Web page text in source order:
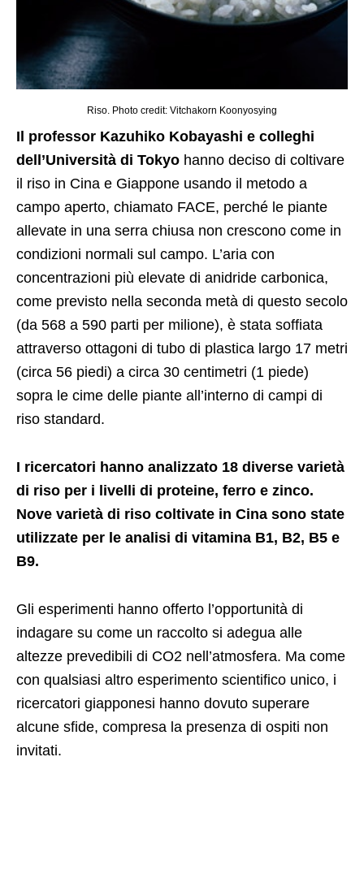
Riso. Photo credit: Vitchakorn Koonyosying
Il professor Kazuhiko Kobayashi e colleghi
dell’Università di Tokyo hanno deciso di coltivare
il riso in Cina e Giappone usando il metodo a
campo aperto, chiamato FACE, perché le piante
allevate in una serra chiusa non crescono come in
condizioni normali sul campo. L’aria con
concentrazioni più elevate di anidride carbonica,
come previsto nella seconda metà di questo secolo
(da 568 a 590 parti per milione), è stata soffiata
attraverso ottagoni di tubo di plastica largo 17 metri
(circa 56 piedi) a circa 30 centimetri (1 piede)
sopra le cime delle piante all’interno di campi di
riso standard.
I ricercatori hanno analizzato 18 diverse varietà
di riso per i livelli di proteine, ferro e zinco.
Nove varietà di riso coltivate in Cina sono state
utilizzate per le analisi di vitamina B1, B2, B5 e
B9.
Gli esperimenti hanno offerto l’opportunità di
indagare su come un raccolto si adegua alle
altezze prevedibili di CO2 nell’atmosfera. Ma come
con qualsiasi altro esperimento scientifico unico, i
ricercatori giapponesi hanno dovuto superare
alcune sfide, compresa la presenza di ospiti non
invitati.